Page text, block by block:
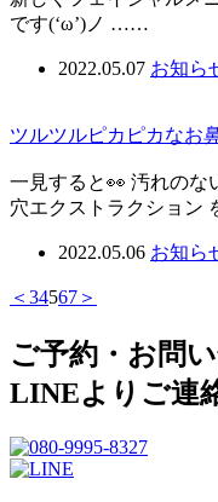
です(‘ω’)ノ ……
2022.05.07 お知ら
ツルツルピカピカなお
一見すると👀 汚れのな
穴エクストラクショ
2022.05.06 お知ら
＜ 34567 ＞
ご予約・お問
LINEよりご連